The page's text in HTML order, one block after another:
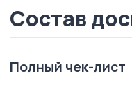
Состав
Полный чек-лист